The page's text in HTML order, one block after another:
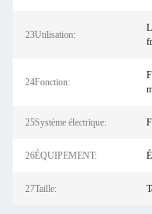
23Utilisation:
24Fonction:
25Système électrique:
26ÉQUIPEMENT:
27Taille: